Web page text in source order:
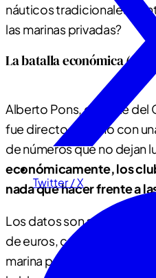
Twitter / X
náuticos tradicionales
las marinas privadas?
La batalla económica
Alberto Pons, gerente del
fue directo al grano con
de números que no dejan
económicamente, los
nada que hacer frente a
Los datos son
de euros, con los mismos
marina privada, generaría 5